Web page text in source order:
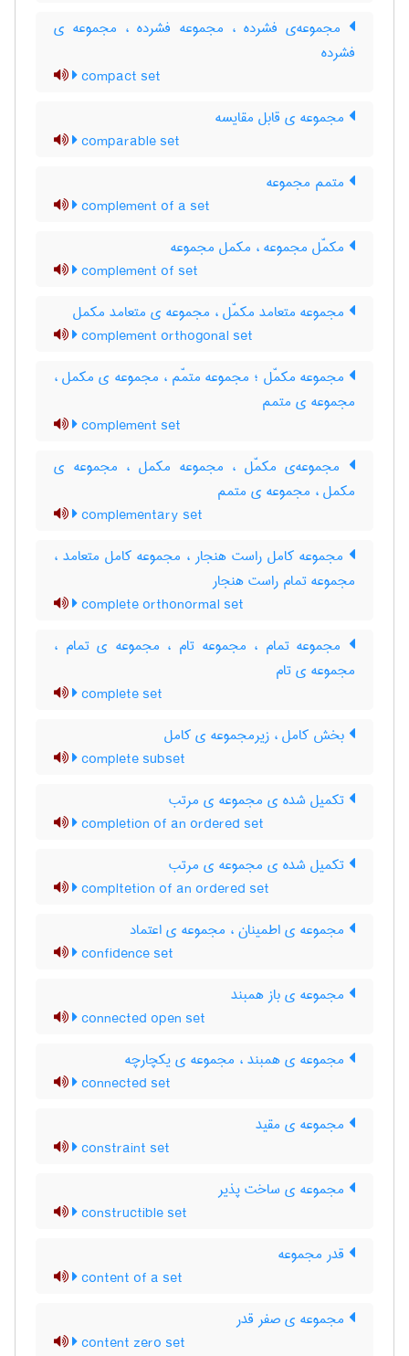
مجموعه‌ی فشرده ، مجموعه فشرده ، مجموعه ی
فشرده
compact set
مجموعه ی قابل مقایسه
comparable set
متمم مجموعه
complement of a set
مکمّل مجموعه ، مکمل مجموعه
complement of set
مجموعه متعامد مکمّل ، مجموعه ی متعامد مکمل
complement orthogonal set
مجموعه مکمّل ؛ مجموعه متمّم ، مجموعه ی مکمل ،
مجموعه ی متمم
complement set
مجموعه‌ی مکمّل ، مجموعه مکمل ، مجموعه ی
مکمل ، مجموعه ی متمم
complementary set
مجموعه کامل راست هنجار ، مجموعه کامل متعامد ،
مجموعه تمام راست هنجار
complete orthonormal set
مجموعه تمام ، مجموعه تام ، مجموعه ی تمام ،
مجموعه ی تام
complete set
بخش کامل ، زیرمجموعه ی کامل
complete subset
تکمیل شده ی مجموعه ی مرتب
completion of an ordered set
تکمیل شده ی مجموعه ی مرتب
compltetion of an ordered set
مجموعه ی اطمینان ، مجموعه ی اعتماد
confidence set
مجموعه ی باز همبند
connected open set
مجموعه ی همبند ، مجموعه ی یکچارچه
connected set
مجموعه ی مقید
constraint set
مجموعه ی ساخت پذیر
constructible set
قدر مجموعه
content of a set
مجموعه ی صفر قدر
content zero set